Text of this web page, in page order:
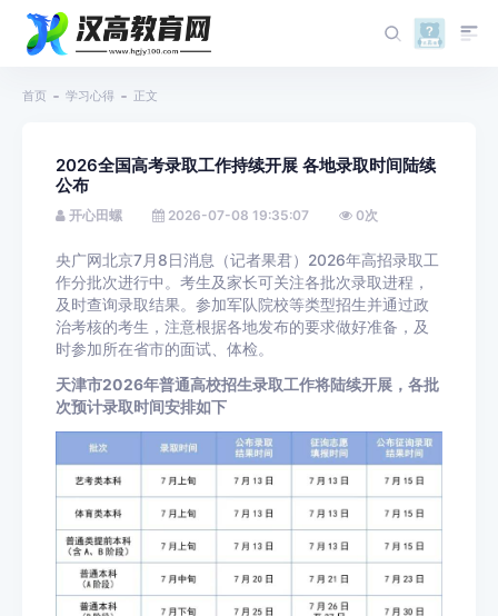
首页 学习心得 正文
2026全国高考录取工作持续开展 各地录取时间陆续
公布
开心田螺 2026-07-08 19:35:07 0次
央广网北京7月8日消息（记者果君）2026年高招录取工
作分批次进行中。考生及家长可关注各批次录取进程，
及时查询录取结果。参加军队院校等类型招生并通过政
治考核的考生，注意根据各地发布的要求做好准备，及
时参加所在省市的面试、体检。
天津市2026年普通高校招生录取工作将陆续开展，各批
次预计录取时间安排如下